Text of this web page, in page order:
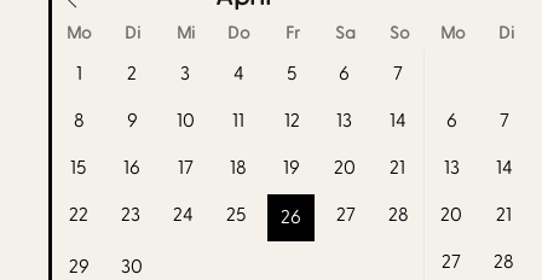
Mo Di Mi Do Fr Sa So Mo Di
1 2 3 4 5 6
7
8
9 10 11 12 13
14
15
16 17 18 19 20
21
22
23 24 25 26 27 28
29 30
6
7
13
14
20
21
27
28